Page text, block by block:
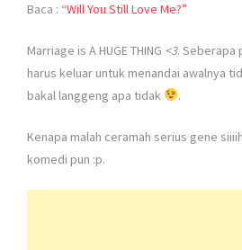
Baca : “Will You Still Love Me?”
Marriage is A HUGE THING <3. Seberapa
harus keluar untuk menandai awalnya
bakal langgeng apa tidak
.
Kenapa malah ceramah serius gene
komedi pun :p.